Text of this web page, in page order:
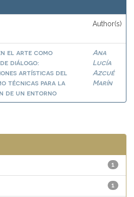
Author(s)
el arte como
diálogo:
artísticas del
técnicas para la
de un entorno
Ana
Lucía
Azcué
Marín
1
1